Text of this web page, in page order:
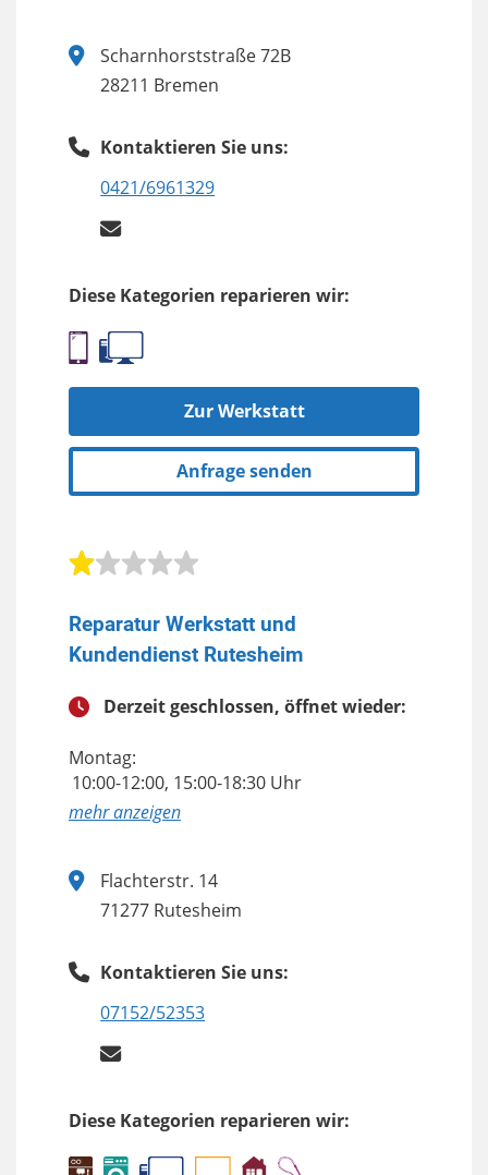
Scharnhorststraße 72B
28211 Bremen
Kontaktieren Sie uns:
0421/6961329
Diese Kategorien reparieren wir:
Zur Werkstatt
Anfrage senden
Reparatur Werkstatt und
Kundendienst Rutesheim
Derzeit geschlossen, öffnet wieder:
Montag:
10:00-12:00, 15:00-18:30 Uhr
anzeigen
Flachterstr. 14
71277 Rutesheim
Kontaktieren Sie uns:
07152/52353
Diese Kategorien reparieren wir: